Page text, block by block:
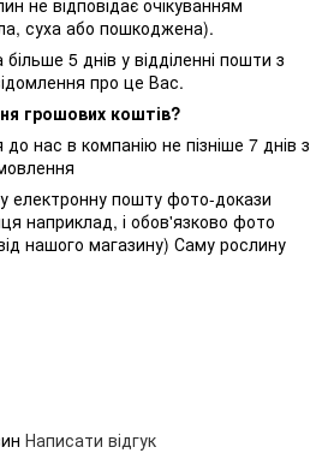
суха або пошкоджена).
5 днів у відділенні пошти з
про це Вас.
грошових коштів?
нас в компанію не пізніше 7 днів з
електронну пошту фото-докази
наприклад, і обов'язково фото
нашого магазину) Саму рослину
Написати відгук